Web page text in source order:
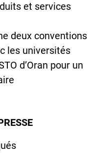
et services
deux conventions
les universités
d’Oran pour un